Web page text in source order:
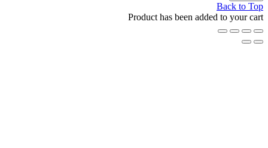
Back
Product has been added to